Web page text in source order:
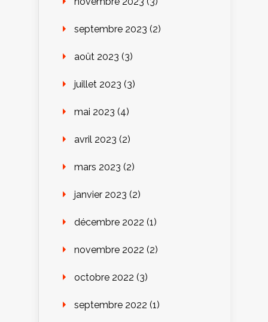
septembre 2023 (2)
août 2023 (3)
juillet 2023 (3)
mai 2023 (4)
avril 2023 (2)
mars 2023 (2)
janvier 2023 (2)
décembre 2022 (1)
novembre 2022 (2)
octobre 2022 (3)
septembre 2022 (1)